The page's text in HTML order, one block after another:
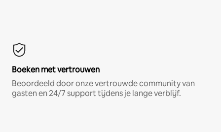
Boeken met vertrouwen
Beoordeeld door onze vertrouwde community van
gasten en 24/7 support tijdens je lange verblijf.